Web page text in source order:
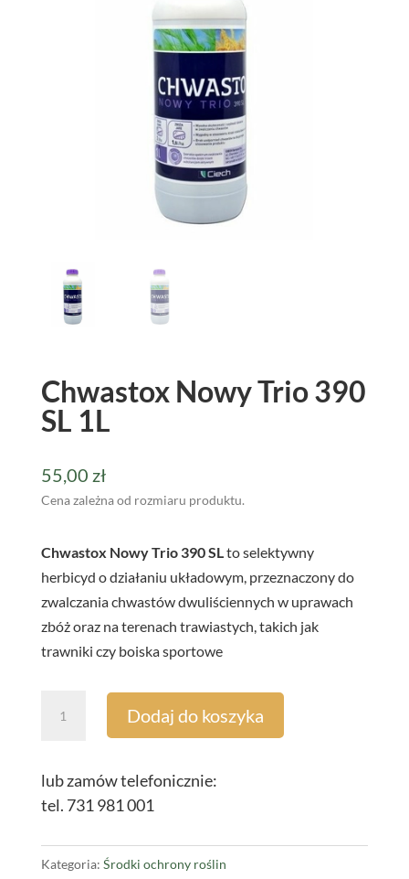
Chwastox Nowy Trio 390
SL 1L
55,00 zł
Cena zależna od rozmiaru produktu.
Chwastox Nowy Trio 390 SL to selektywny
herbicyd o działaniu układowym, przeznaczony do
zwalczania chwastów dwuliściennych w uprawach
zbóż oraz na terenach trawiastych, takich jak
trawniki czy boiska sportowe
Chwastox
Trio
390
1L
Dodaj do koszyka
lub zamów telefonicznie:
tel. 731 981 001
Kategoria: Środki ochrony roślin